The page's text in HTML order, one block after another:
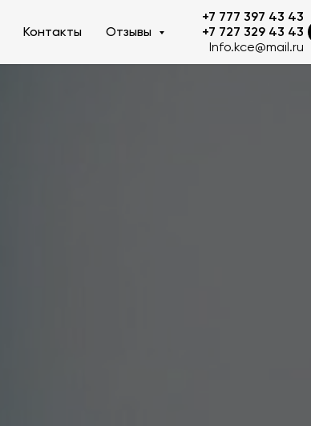
Контакты Отзывы
+7 777 397 43 43
+7 727 329 43 43
Info.kce@mail.ru